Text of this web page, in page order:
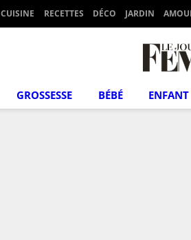
CUISINE RECETTES DÉCO JARDIN
GROSSESSE BÉBÉ ENFANT